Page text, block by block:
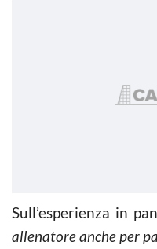
Sull’esperienza in
allenatore anche per